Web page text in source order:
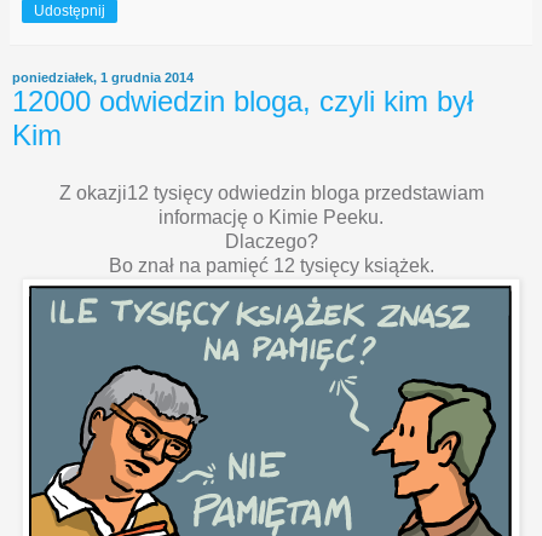
Udostępnij
poniedziałek, 1 grudnia 2014
12000 odwiedzin bloga, czyli kim był
Kim
Z okazji12 tysięcy odwiedzin bloga przedstawiam
informację o Kimie Peeku.
Dlaczego?
Bo znał na pamięć 12 tysięcy książek.